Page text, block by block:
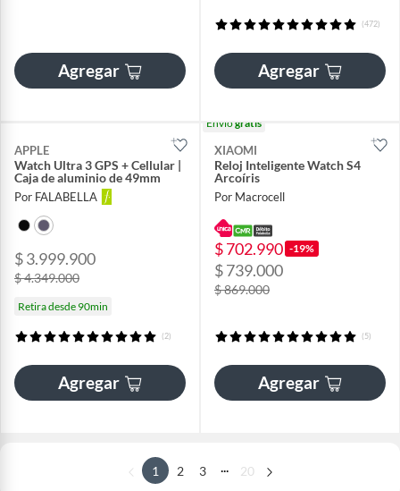
Agregar
(472)
Agregar
APPLE
Watch Ultra 3 GPS + Cellular |
Caja de aluminio de 49mm
Por FALABELLA
$ 3.999.900
$ 4.349.000
Retira desde 90min
(2)
Agregar
Envíogratis
XIAOMI
Reloj Inteligente Watch S4
Arcoíris
Por Macrocell
$ 702.990 -19%
$ 739.000
$ 869.000
(5)
Agregar
1 2 3 20